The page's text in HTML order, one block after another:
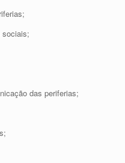
sociais;
das periferias;